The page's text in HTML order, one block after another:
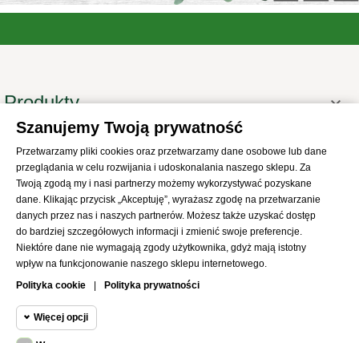
Produkty 
Informacje
Twoje konto 
Informacje o sklepie
Szanujemy Twoją prywatność
Przetwarzamy pliki cookies oraz przetwarzamy dane osobowe lub dane
przeglądania w celu rozwijania i udoskonalania naszego sklepu. Za
Twoją zgodą my i nasi partnerzy możemy wykorzystywać pozyskane
dane. Klikając przycisk „Akceptuję”, wyrażasz zgodę na przetwarzanie
danych przez nas i naszych partnerów. Możesz także uzyskać dostęp
do bardziej szczegółowych informacji i zmienić swoje preferencje.
Niektóre dane nie wymagają zgody użytkownika, gdyż mają istotny
wpływ na funkcjonowanie naszego sklepu internetowego.
Polityka cookie
Polityka prywatności
Więcej opcji
© 2021SKLEP AbrysAll Rights Reserved